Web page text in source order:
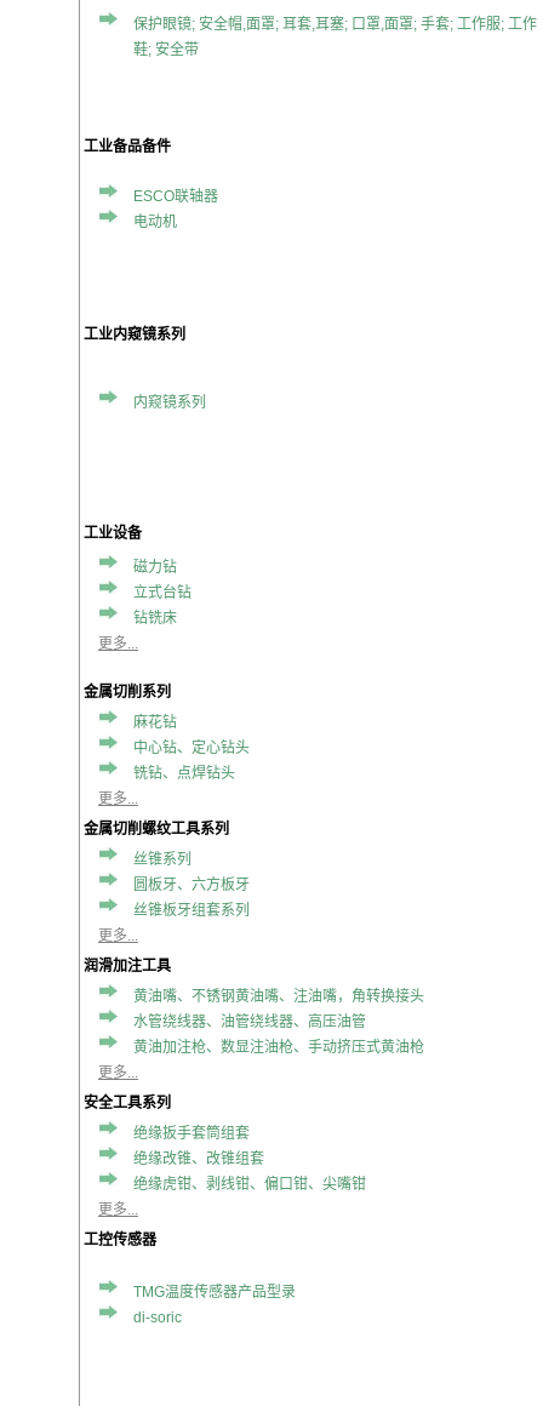
保护眼镜; 安全帽,面罩; 耳套,耳塞; 口罩,面罩; 手套; 工作服; 工作
鞋; 安全带
工业备品备件
ESCO联轴器
电动机
工业内窥镜系列
内窥镜系列
工业设备
磁力钻
立式台钻
钻铣床
更多...
金属切削系列
麻花钻
中心钻、定心钻头
铣钻、点焊钻头
更多...
金属切削螺纹工具系列
丝锥系列
圆板牙、六方板牙
丝锥板牙组套系列
更多...
润滑加注工具
黄油嘴、不锈钢黄油嘴、注油嘴，角转换接头
水管绕线器、油管绕线器、高压油管
黄油加注枪、数显注油枪、手动挤压式黄油枪
更多...
安全工具系列
绝缘扳手套筒组套
绝缘改锥、改锥组套
绝缘虎钳、剥线钳、偏口钳、尖嘴钳
更多...
工控传感器
TMG温度传感器产品型录
di-soric